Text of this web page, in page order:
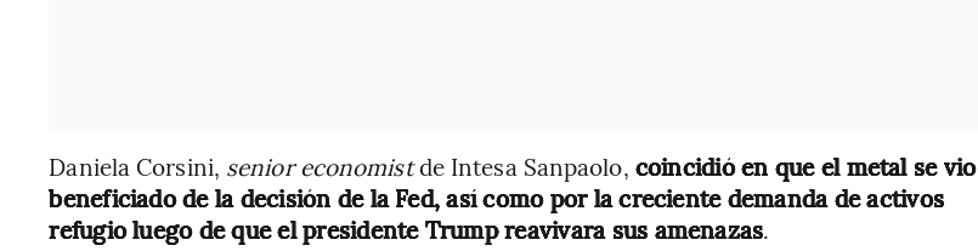
Daniela Corsini, senior economistde Intesa Sanpaolo, coincidió en que el metal se vio
beneficiado de la decisión de la Fed, así como por la creciente demanda de activos
refugio luego de que el presidente Trump reavivara sus amenazas.